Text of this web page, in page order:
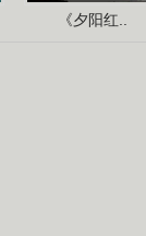
《夕阳红..